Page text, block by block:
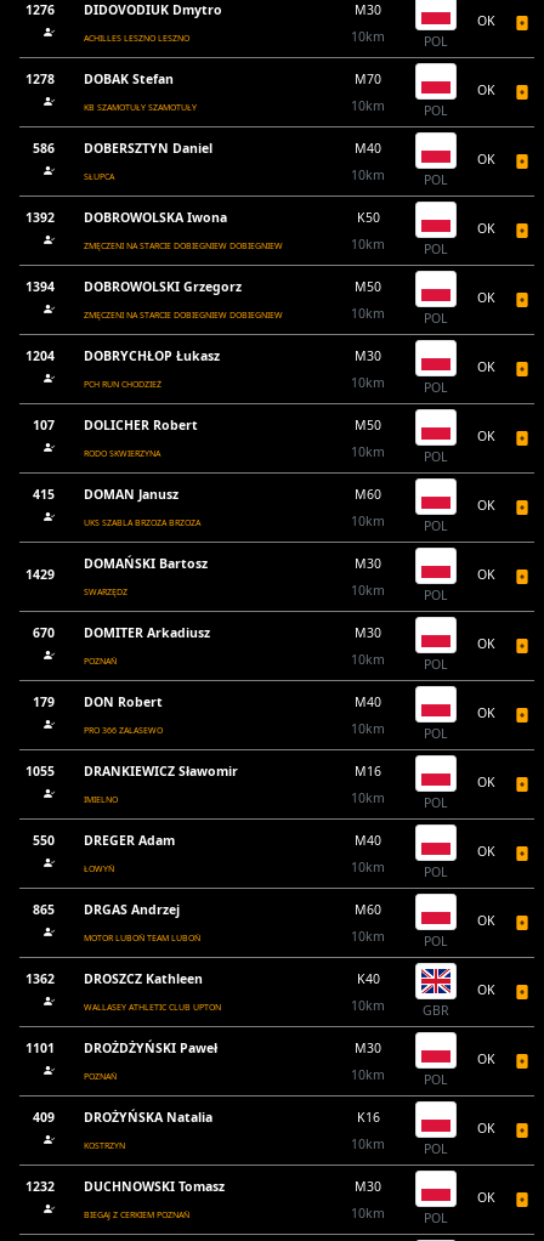
1276 DIDOVODIUK Dmytro
ACHILLES LESZNO LESZNO
M30
10km
POL
OK
1278 DOBAK Stefan
KB SZAMOTUŁY SZAMOTUŁY
M70
10km
POL
OK
586 DOBERSZTYN Daniel
SŁUPCA
M40
10km
POL
OK
1392 DOBROWOLSKA Iwona
ZMĘCZENI NA STARCIE DOBIEGNIEW DOBIEGNIEW
K50
10km
POL
OK
1394 DOBROWOLSKI Grzegorz
ZMĘCZENI NA STARCIE DOBIEGNIEW DOBIEGNIEW
M50
10km
POL
OK
1204 DOBRYCHŁOP Łukasz
PCH RUN CHODZIEŻ
M30
10km
POL
OK
107 DOLICHER Robert
RODO SKWIERZYNA
M50
10km
POL
OK
415 DOMAN Janusz
UKS SZABLA BRZOZA BRZOZA
M60
10km
POL
OK
1429
DOMAŃSKI Bartosz
SWARZĘDZ
M30
10km
POL
OK
670 DOMITER Arkadiusz
POZNAŃ
M30
10km
POL
OK
179 DON Robert
PRO 366 ZALASEWO
M40
10km
POL
OK
1055 DRANKIEWICZ Sławomir
IMIELNO
M16
10km
POL
OK
550 DREGER Adam
ŁOWYŃ
M40
10km
POL
OK
865 DRGAS Andrzej
MOTOR LUBOŃ TEAM LUBOŃ
M60
10km
POL
OK
1362 DROSZCZ Kathleen
WALLASEY ATHLETIC CLUB UPTON
K40
10km
GBR
OK
1101 DROŻDŻYŃSKI Paweł
POZNAŃ
M30
10km
POL
OK
409 DROŻYŃSKA Natalia
KOSTRZYN
K16
10km
POL
OK
1232 DUCHNOWSKI Tomasz
BIEGAJ Z CERKIEM POZNAŃ
M30
10km
POL
OK